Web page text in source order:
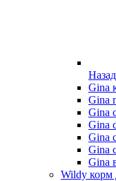
Назад
Gina
Gina
Gina
Gina
Gina
Gina
Gina
Wildy корм